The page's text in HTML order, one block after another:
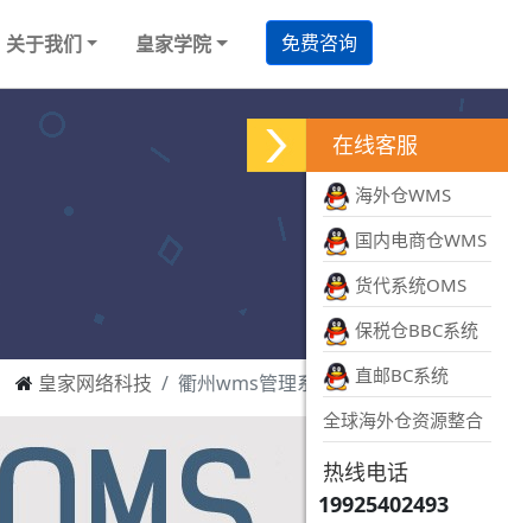
关于我们 皇家学院 免费咨询
皇家网络科技 衢州wms管理系统软件
在线客服
海外仓WMS
国内电商仓WMS
货代系统OMS
保税仓BBC系统
直邮BC系统
全球海外仓资源整合
热线电话
19925402493